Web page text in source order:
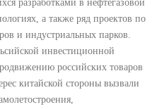
разработками в нефтегазовой
а также ряд проектов по
и индустриальных парков.
инвестиционной
российских товаров
китайской стороны вызвали